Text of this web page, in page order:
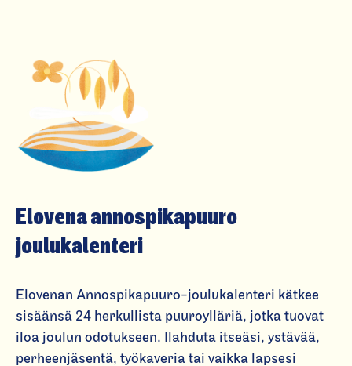
Elovena annospikapuuro
joulukalen­teri
Elovenan Annospikapuuro-joulukalenteri kätkee
sisäänsä 24 herkullista puuroylläriä, jotka tuovat
iloa joulun odotukseen. Ilahduta itseäsi, ystävää,
perheenjäsentä, työkaveria tai vaikka lapsesi